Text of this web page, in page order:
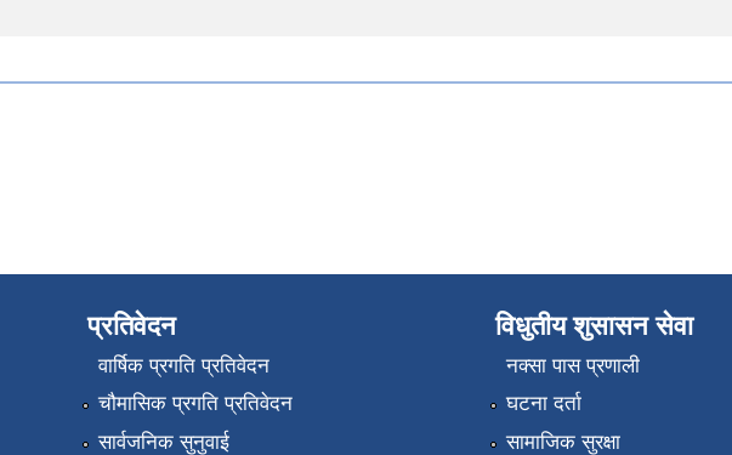
प्रतिवेदन
वार्षिक प्रगति प्रतिवेदन
चौमासिक प्रगति प्रतिवेदन
सार्वजनिक सुनुवाई
विधुतीय शुसासन सेवा
नक्सा पास प्रणाली
घटना दर्ता
सामाजिक सुरक्षा